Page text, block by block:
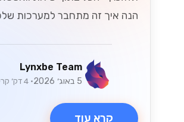
הישראלים בשנת 2026
חיוניות כדי לנווט בשינויים הללו
בשוק הדיגיטלי....
Lynxbe Team